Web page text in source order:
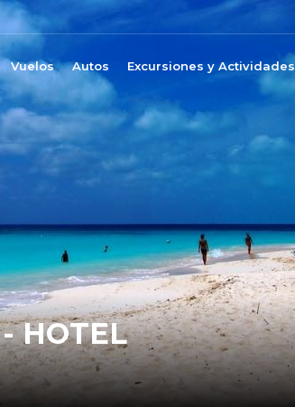
Vuelos Autos Excursiones y Actividades
HOTEL